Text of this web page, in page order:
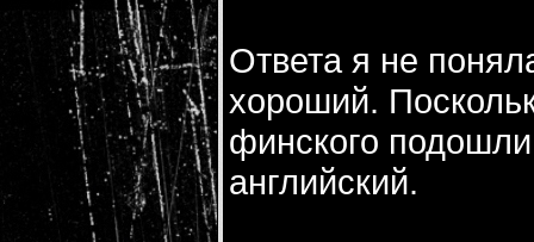
Ответа я не
хороший.
финского
английский.